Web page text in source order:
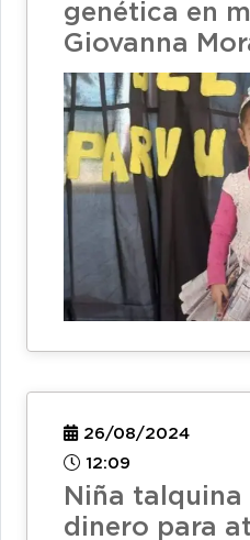
genética en
Giovanna
26/08/2024
12:09
Niña
dinero para